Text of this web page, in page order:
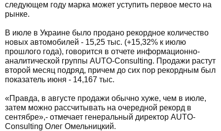
следующем году марка может уступить первое место на
рынке.
В июле в Украине было продано рекордное количество
новых автомобилей - 15,25 тыс. (+15,32% к июлю
прошлого года), говорится в отчете информационно-
аналитической группы AUTO-Consulting. Продажи растут
второй месяц подряд, причем до сих пор рекордным был
показатель июня - 14,167 тыс.
«Правда, в августе продажи обычно хуже, чем в июле,
затем можно рассчитывать на очередной рекорд в
сентябре»,- отмечает генеральный директор AUTO-
Consulting Олег Омельницкий.